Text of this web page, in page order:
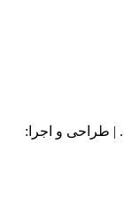
طراحی و اجرا: